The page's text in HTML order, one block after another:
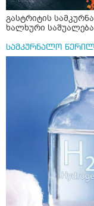
გასტრიტის
ხალხური
სამკურნალო